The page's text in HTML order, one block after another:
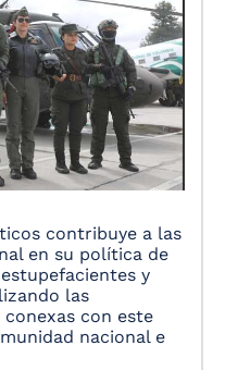
contribuye a las
en su política de
y
las
con este
nacional e